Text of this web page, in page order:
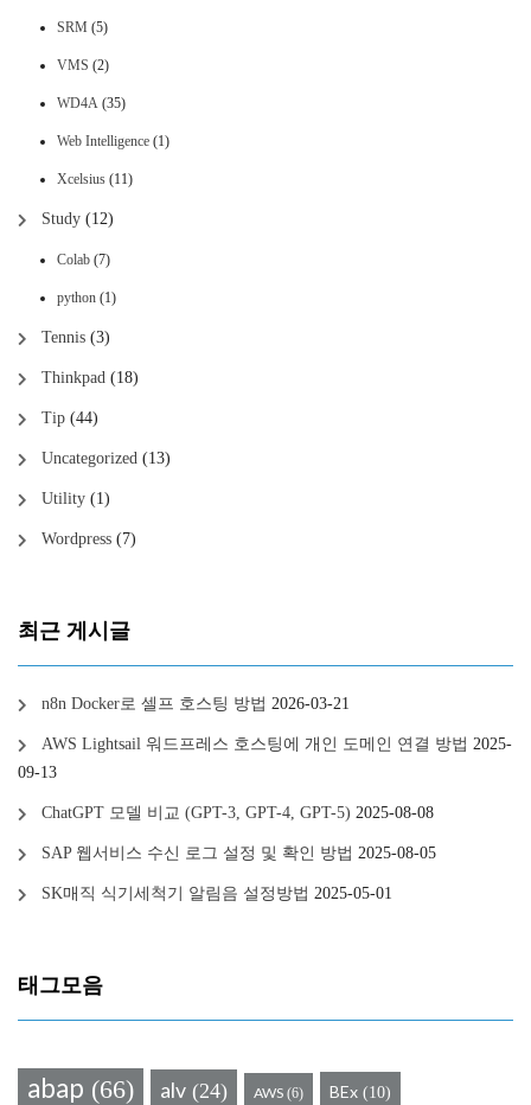
SRM (5)
VMS (2)
WD4A (35)
Web Intelligence (1)
Xcelsius (11)
Study (12)
Colab (7)
python (1)
Tennis (3)
Thinkpad (18)
Tip (44)
Uncategorized (13)
Utility (1)
Wordpress (7)
최근 게시글
n8n Docker로 셀프 호스팅 방법 2026-03-21
AWS Lightsail 워드프레스 호스팅에 개인 도메인 연결 방법 2025-
09-13
ChatGPT 모델 비교 (GPT-3, GPT-4, GPT-5) 2025-08-08
SAP 웹서비스 수신 로그 설정 및 확인 방법 2025-08-05
SK매직 식기세척기 알림음 설정방법 2025-05-01
태그모음
abap (66) alv (24) AWS (6) BEx (10)